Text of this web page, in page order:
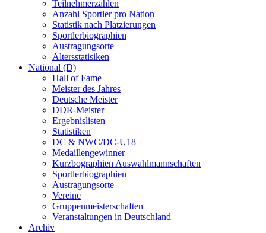
Teilnehmerzahlen
Anzahl Sportler pro Nation
Statistik nach Platzierungen
Sportlerbiographien
Austragungsorte
Altersstatisiken
National (D)
Hall of Fame
Meister des Jahres
Deutsche Meister
DDR-Meister
Ergebnislisten
Statistiken
DC & NWC/DC-U18
Medaillengewinner
Kurzbographien Auswahlmannschaften
Sportlerbiographien
Austragungsorte
Vereine
Gruppenmeisterschaften
Veranstaltungen in Deutschland
Archiv